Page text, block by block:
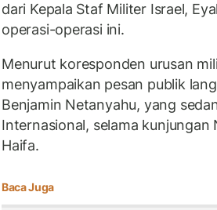
dari Kepala Staf Militer Israel,
operasi-operasi ini.
Menurut koresponden urusan
menyampaikan pesan publik
Benjamin Netanyahu, yang
Internasional, selama
Haifa.
Baca Juga